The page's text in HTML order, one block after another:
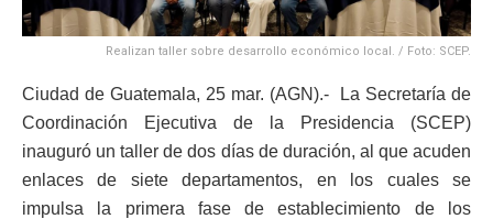
Realizan taller sobre desarrollo económico local. / Foto: SCEP.
Ciudad de Guatemala, 25 mar. (AGN).- La Secretaría de
Coordinación Ejecutiva de la Presidencia (SCEP)
inauguró un taller de dos días de duración, al que acuden
enlaces de siete departamentos, en los cuales se
impulsa la primera fase de establecimiento de los